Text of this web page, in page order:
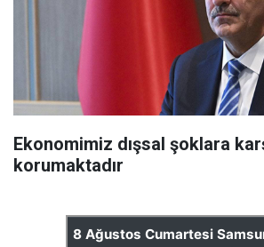
Ekonomimiz dışsal şoklara
korumaktadır